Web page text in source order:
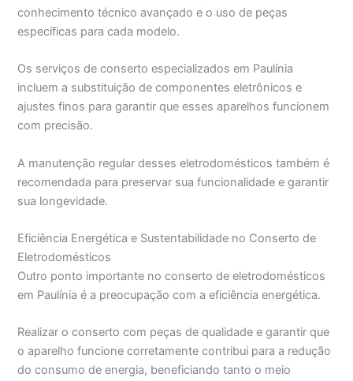
conhecimento técnico avançado e o uso de peças
específicas para cada modelo.
Os serviços de conserto especializados em Paulínia
incluem a substituição de componentes eletrônicos e
ajustes finos para garantir que esses aparelhos funcionem
com precisão.
A manutenção regular desses eletrodomésticos também é
recomendada para preservar sua funcionalidade e garantir
sua longevidade.
Eficiência Energética e Sustentabilidade no Conserto de
Eletrodomésticos
Outro ponto importante no conserto de eletrodomésticos
em Paulínia é a preocupação com a eficiência energética.
Realizar o conserto com peças de qualidade e garantir que
o aparelho funcione corretamente contribui para a redução
do consumo de energia, beneficiando tanto o meio